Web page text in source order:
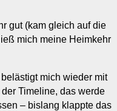
gut (kam gleich auf die
mich meine Heimkehr
mich wieder mit
Timeline, das werde
– bislang klappte das